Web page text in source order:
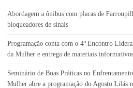
Abordagem a ônibus com placas de
bloqueadores de sinais
Programação conta com o 4º Encontro
da Mulher e entrega de materiais
Seminário de Boas Práticas no
Mulher abre a programação do Agosto Lilás